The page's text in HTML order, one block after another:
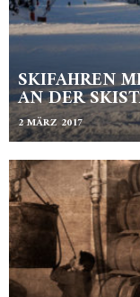
SKIFAHREN
AN DER
2 MÄRZ 2017